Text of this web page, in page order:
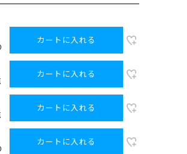
カートに入れる
カートに入れる
カートに入れる
カートに入れる